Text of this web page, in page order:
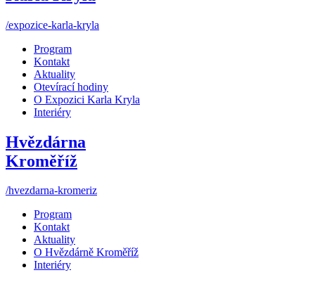
/expozice-karla-kryla
Program
Kontakt
Aktuality
Otevírací hodiny
O Expozici Karla Kryla
Interiéry
Hvězdárna
Kroměříž
/hvezdarna-kromeriz
Program
Kontakt
Aktuality
O Hvězdárně Kroměříž
Interiéry